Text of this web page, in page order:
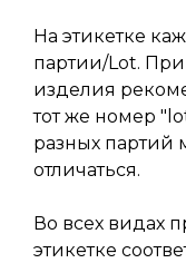
На этикетке
партии/Lot.
изделия
тот же номер
разных партий
отличаться.
Во всех видах
этикетке